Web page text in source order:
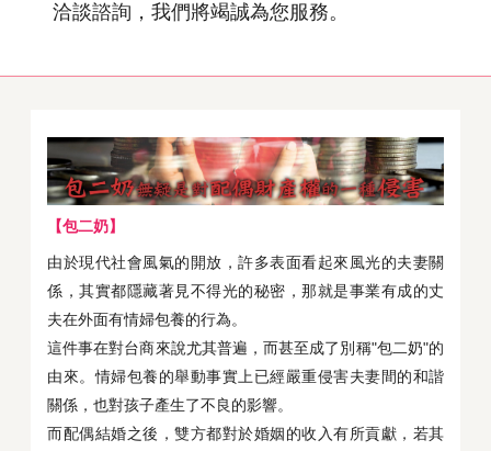
洽談諮詢，我們將竭誠為您服務。
【包二奶】
由於現代社會風氣的開放，許多表面看起來風光的夫妻關
係，其實都隱藏著見不得光的秘密，那就是事業有成的丈
夫在外面有情婦包養的行為。
這件事在對台商來說尤其普遍，而甚至成了別稱"包二奶"的
由來。情婦包養的舉動事實上已經嚴重侵害夫妻間的和諧
關係，也對孩子產生了不良的影響。
而配偶結婚之後，雙方都對於婚姻的收入有所貢獻，若其